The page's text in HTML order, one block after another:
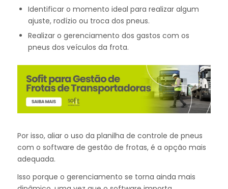
Identificar o momento ideal para realizar algum
ajuste, rodízio ou troca dos pneus.
Realizar o gerenciamento dos gastos com os
pneus dos veículos da frota.
Por isso, aliar o uso da planilha de controle de pneus
com o software de gestão de frotas, é a opção mais
adequada.
Isso porque o gerenciamento se torna ainda mais